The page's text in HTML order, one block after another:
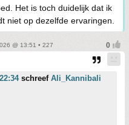
Het is toch duidelijk dat ik
niet op dezelfde ervaringen.
@ 13:51 • 227
schreef Ali_Kannibali